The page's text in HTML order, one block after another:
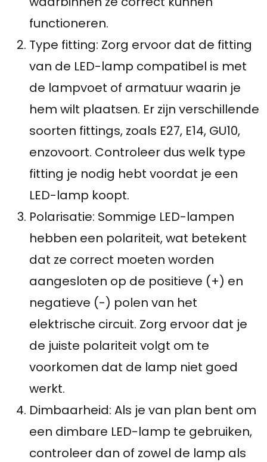
functioneren.
Type fitting: Zorg ervoor dat de fitting
van de LED-lamp compatibel is met
de lampvoet of armatuur waarin je
hem wilt plaatsen. Er zijn verschillende
soorten fittings, zoals E27, E14, GU10,
enzovoort. Controleer dus welk type
fitting je nodig hebt voordat je een
LED-lamp koopt.
Polarisatie: Sommige LED-lampen
hebben een polariteit, wat betekent
dat ze correct moeten worden
aangesloten op de positieve (+) en
negatieve (-) polen van het
elektrische circuit. Zorg ervoor dat je
de juiste polariteit volgt om te
voorkomen dat de lamp niet goed
werkt.
Dimbaarheid: Als je van plan bent om
een dimbare LED-lamp te gebruiken,
controleer dan of zowel de lamp als